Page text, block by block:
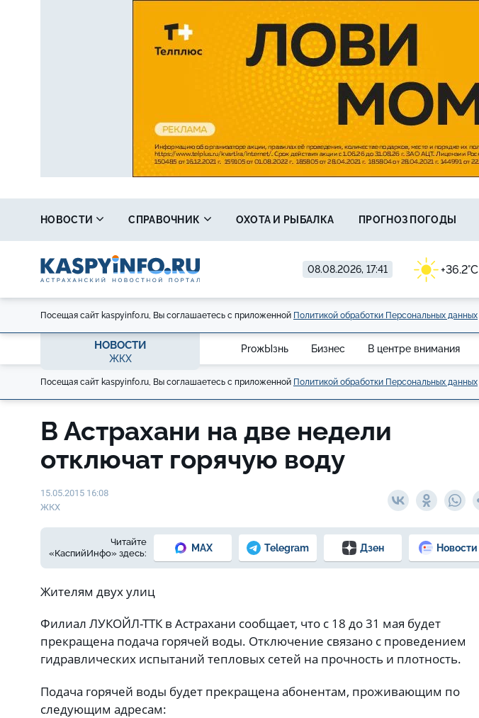
08.08.2026, 17:41 +36.2°C
НОВОСТИ СПРАВОЧНИК ОХОТА И РЫБАЛКА ПРОГНОЗ ПОГОДЫ
Посещая сайт kaspyinfo.ru, Вы соглашаетесь с приложенной Политикой обработки Персональных данных
НОВОСТИ
ЖКХ
ProжЫзнь Бизнес В центре внимания
Посещая сайт kaspyinfo.ru, Вы соглашаетесь с приложенной Политикой обработки Персональных данных
В Астрахани на две недели
отключат горячую воду
15.05.2015 16:08
ЖКХ
Читайте
«КаспийИнфо» здесь:
MAX Telegram Дзен Новости
Жителям двух улиц
Филиал ЛУКОЙЛ-ТТК в Астрахани сообщает, что с 18 до 31 мая будет
прекращена подача горячей воды. Отключение связано с проведением
гидравлических испытаний тепловых сетей на прочность и плотность.
Подача горячей воды будет прекращена абонентам, проживающим по
следующим адресам: